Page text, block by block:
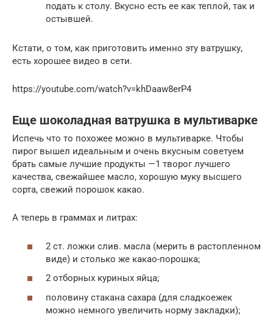
подать к столу. Вкусно есть ее как теплой, так и
остывшей.
Кстати, о том, как приготовить именно эту ватрушку,
есть хорошее видео в сети.
https://youtube.com/watch?v=khDaaw8erP4
Еще шоколадная ватрушка в мультиварке
Испечь что то похожее можно в мультиварке. Чтобы
пирог вышел идеальным и очень вкусным советуем
брать самые лучшие продукты —1 творог лучшего
качества, свежайшее масло, хорошую муку высшего
сорта, свежий порошок какао.
А теперь в граммах и литрах:
2 ст. ложки слив. масла (мерить в растопленном
виде) и столько же какао-порошка;
2 отборных куриных яйца;
половину стакана сахара (для сладкоежек
можно немного увеличить норму закладки);